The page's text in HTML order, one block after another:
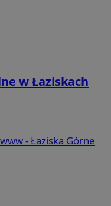
w Łaziskach
- Łaziska Górne